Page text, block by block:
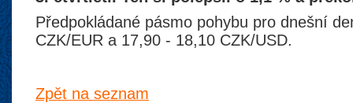
Předpokládané pásmo pohybu pro dnešní
CZK/EUR a 17,90 - 18,10 CZK/USD.
Zpět na seznam